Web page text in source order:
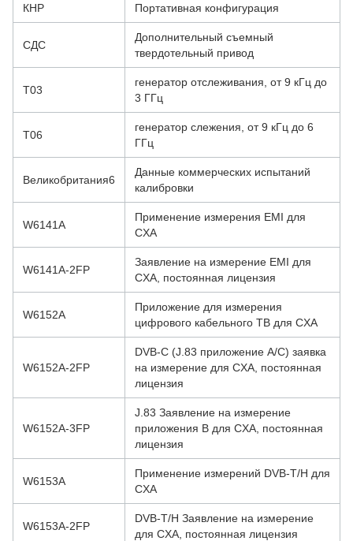
КНР Портативная конфигурация
СДС
Дополнительный съемный
твердотельный привод
T03
генератор отслеживания, от 9 кГц до
3 ГГц
T06
генератор слежения, от 9 кГц до 6
ГГц
Великобритания6
Данные коммерческих испытаний
калибровки
W6141A
Применение измерения EMI для
CXA
W6141A-2FP
Заявление на измерение EMI для
CXA, постоянная лицензия
W6152A
Приложение для измерения
цифрового кабельного ТВ для CXA
W6152A-2FP
DVB-C (J.83 приложение A/C) заявка
на измерение для CXA, постоянная
лицензия
W6152A-3FP
J.83 Заявление на измерение
приложения B для CXA, постоянная
лицензия
W6153A
Применение измерений DVB-T/H для
CXA
W6153A-2FP
DVB-T/H Заявление на измерение
для CXA, постоянная лицензия